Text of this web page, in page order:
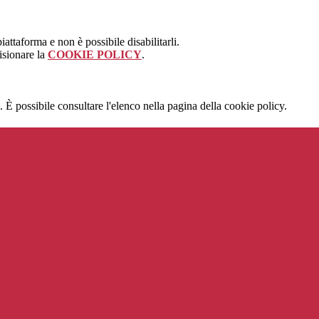
e non è possibile disabilitarli.
la COOKIE POLICY.
possibile consultare l'elenco nella pagina della cookie policy.